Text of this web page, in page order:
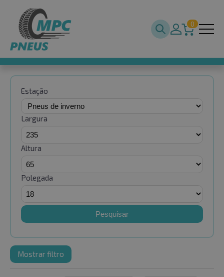
0
Estação
Largura
Altura
Polegada
Pesquisar
Mostrar filtro